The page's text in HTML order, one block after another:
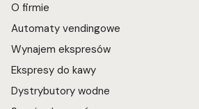
O firmie
Automaty vendingowe
Wynajem ekspresów
Ekspresy do kawy
Dystrybutory wodne